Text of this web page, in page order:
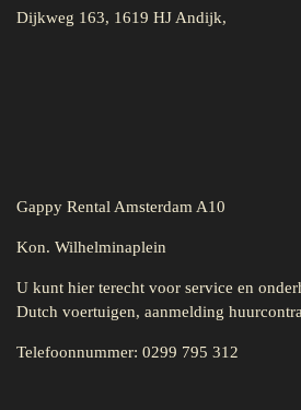
Dijkweg 163, 1619 HJ Andijk,
Gappy Rental Amsterdam A10
Kon. Wilhelminaplein
U kunt hier terecht voor service en
Dutch voertuigen, aanmelding
Telefoonnummer: 0299 795 312